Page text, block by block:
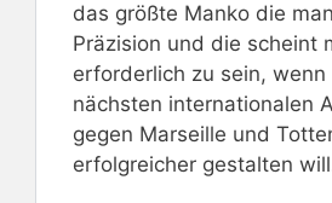
das größte Manko die
Präzision und die scheint
erforderlich zu sein, wenn
nächsten internationalen
gegen Marseille und
erfolgreicher gestalten